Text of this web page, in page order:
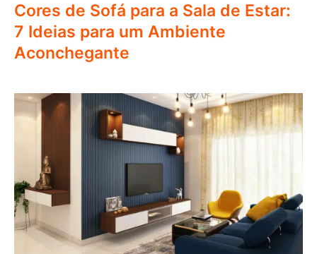
Cores de Sofá para a Sala de Estar:
7 Ideias para um Ambiente
Aconchegante